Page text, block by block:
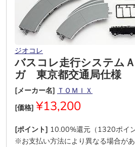
ジオコレ
バスコレ走行システム
ガ 東京都交通局仕様
[メーカー名] ＴＯＭＩＸ
[価格] ¥13,200
[ポイント] 10.00%還元（1320ポイン
※お支払い方法により異なる場合があ